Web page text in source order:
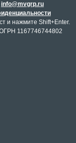
info@mvgrp.ru
и нажмите Shift+Enter.
1167746744802